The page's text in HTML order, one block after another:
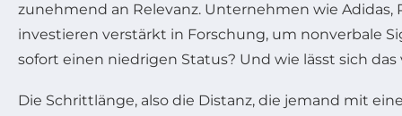
zunehmend an Relevanz. Unternehmen wie Adidas,
investieren verstärkt in Forschung, um nonverbale
sofort einen niedrigen Status? Und wie lässt sich
Die Schrittlänge, also die Distanz, die jemand mit